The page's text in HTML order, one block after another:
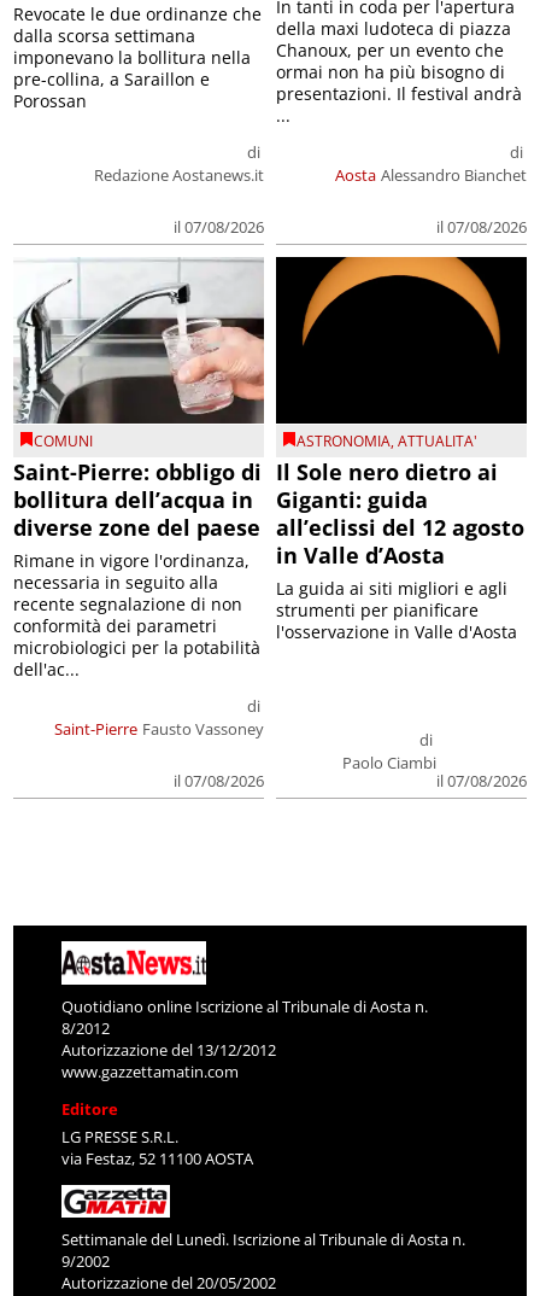
di
Redazione Aostanews.it
il 07/08/2026
Revocate le due ordinanze che
dalla scorsa settimana
imponevano la bollitura nella
pre-collina, a Saraillon e
Porossan
Aosta
di
Alessandro Bianchet
il 07/08/2026
In tanti in coda per l'apertura
della maxi ludoteca di piazza
Chanoux, per un evento che
ormai non ha più bisogno di
presentazioni. Il festival andrà
...
COMUNI
Saint-Pierre: obbligo di
bollitura dell’acqua in
diverse zone del paese
Saint-Pierre
di
Fausto Vassoney
il 07/08/2026
Rimane in vigore l'ordinanza,
necessaria in seguito alla
recente segnalazione di non
conformità dei parametri
microbiologici per la potabilità
dell'ac...
ASTRONOMIA,ATTUALITA'
Il Sole nero dietro ai
Giganti: guida
all’eclissi del 12 agosto
in Valle d’Aosta
di
Paolo Ciambi
il 07/08/2026
La guida ai siti migliori e agli
strumenti per pianificare
l'osservazione in Valle d'Aosta
Quotidiano online Iscrizione al Tribunale di Aosta n.
8/2012
Autorizzazione del 13/12/2012
www.gazzettamatin.com
Editore
LG PRESSE S.R.L.
via Festaz, 52 11100 AOSTA
Settimanale del Lunedì. Iscrizione al Tribunale di Aosta n.
9/2002
Autorizzazione del 20/05/2002